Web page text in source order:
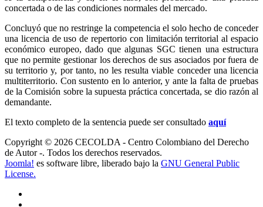
concertada o de las condiciones normales del mercado.
Concluyó que no restringe la competencia el solo hecho de conceder
una licencia de uso de repertorio con limitación territorial al espacio
económico europeo, dado que algunas SGC tienen una estructura
que no permite gestionar los derechos de sus asociados por fuera de
su territorio y, por tanto, no les resulta viable conceder una licencia
multiterritorio. Con sustento en lo anterior, y ante la falta de pruebas
de la Comisión sobre la supuesta práctica concertada, se dio razón al
demandante.
El texto completo de la sentencia puede ser consultado aquí
Copyright © 2026 CECOLDA - Centro Colombiano del Derecho
de Autor -. Todos los derechos reservados.
Joomla! es software libre, liberado bajo la GNU General Public
License.